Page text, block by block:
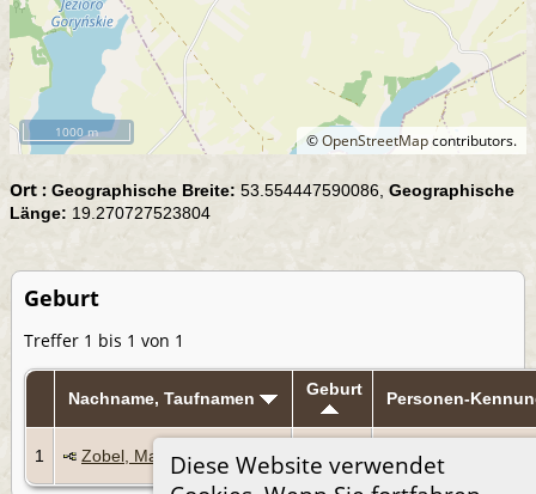
Diese Website verwendet
©OpenStreetMapcontributors.
1000 m
Ort : Geographische Breite: 53.554447590086, Geographische
Länge: 19.270727523804
Geburt
Treffer 1 bis 1 von 1
Nachname, Taufnamen Geburt Personen-
1 Zobel, Maria
1879